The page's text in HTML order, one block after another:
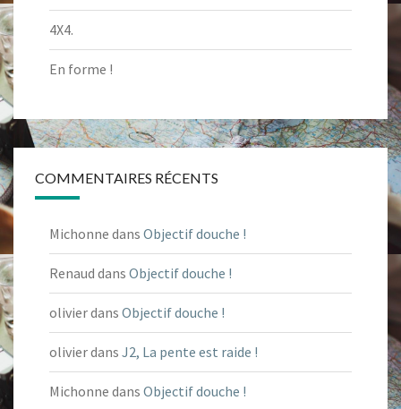
4X4.
En forme !
COMMENTAIRES RÉCENTS
Michonne dans Objectif douche !
Renaud dans Objectif douche !
olivierdans Objectif douche !
olivierdans J2, La pente est raide !
Michonne dans Objectif douche !